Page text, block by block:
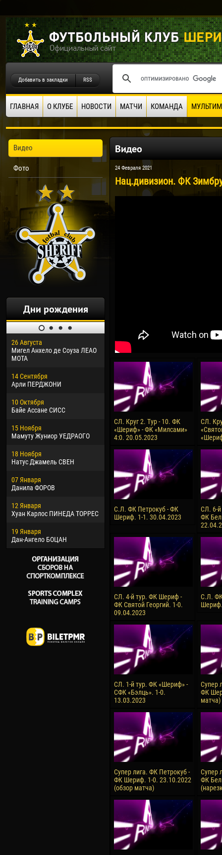
Добавить в закладки RSS
ГЛАВНАЯ О КЛУБЕ НОВОСТИ МАТЧИ КОМАНДА
Видео
Фото
Дни рождения
26 Августа
Мигел Анхело де Соуза ЛЕАО
МОТА
14 Сентября
Арли ПЕРДЖОНИ
10 Октября
Байе Ассане СИСС
15 Ноября
Мамуту Жуниор УЕДРАОГО
18 Ноября
Натус Джамель СВЕН
07 Января
Данила ФОРОВ
12 Января
Хуан Карлос ПИНЕДА ТОРРЕС
19 Января
Дан-Ангело БОЦАН
30 Января
Дорасо Морео КЛАС
24 Февраля
Владислав КОСТИН
02 Марта
Вячеслав КОЗМА
09 Марта
Эммануэль АФЕТСЕ
Хайдер Морено АСПРИЛЬЯ
22 Марта
Самба КОНЕ
26 Марта
Витор Уго Морайс де
ОЛИВЕЙРА
Раи ЛОПЕС ДЕ ОЛИВЕЙРА
04
13
24
15
28
10
15
Видео
24 Февраля 2021
Нац.дивизион. ФК
СЛ. Круг 2. Тур - 10. ФК
«Шериф» - ФК «Милсами»
4:0. 20.05.2023
СЛ.
С.Л. ФК Петрокуб - ФК
Шериф. 1-1. 30.04.2023
СЛ. 6-
ФК
СЛ. 4-й тур. ФК Шериф -
ФК Святой Георгий. 1-0.
09.04.2023
С.Л.
СЛ. 1-й тур. ФК «Шериф» -
СФК «Бэлць». 1-0.
13.03.2023
Супер
ФК
Супер лига. ФК Петрокуб -
ФК Шериф. 1-0. 23.10.2022
(обзор матча)
Супер
ФК